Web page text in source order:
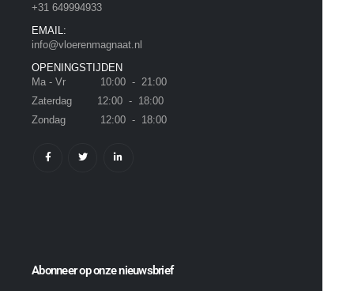
+31 649994933
EMAIL:
info@vloerenmagnaat.nl
OPENINGSTIJDEN
Ma - Vr 10:00 - 21:00
Zaterdag 12:00 - 18:00
Zondag 12:00 - 18:00
Abonneer op onze nieuwsbrief